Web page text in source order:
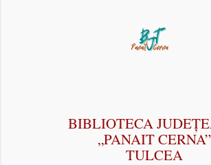
BIBLIOTECA
„PANAIT CERNA”
TULCEA